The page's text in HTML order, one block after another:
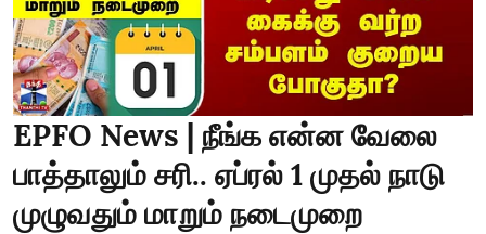
EPFO News | நீங்க என்ன வேலை
பாத்தாலும் சரி.. ஏப்ரல் 1 முதல் நாடு
முழுவதும் மாறும் நடைமுறை